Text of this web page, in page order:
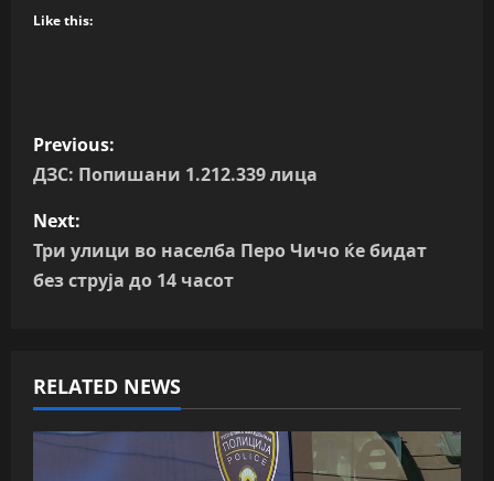
Like this:
P
o
s
t
v
Previous:
ДЗС: Попишани 1.212.339 лица
Next:
Три улици во населба Перо Чичо ќе бидат
без струја до 14 часот
RELATED NEWS